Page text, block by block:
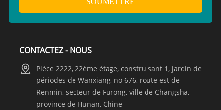
CONTACTEZ - NOUS
Pièce 2222, 22ème étage, construisant 1, jardin de
périodes de Wanxiang, no 676, route est de
Renmin, secteur de Furong, ville de Changsha,
province de Hunan, Chine